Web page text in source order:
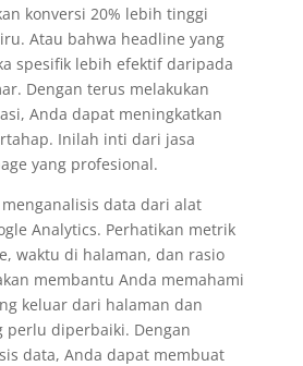
konversi 20% lebih tinggi
Atau bahwa headline yang
spesifik lebih efektif daripada
Dengan terus melakukan
Anda dapat meningkatkan
Inilah inti dari jasa
yang profesional.
data dari alat
Analytics. Perhatikan metrik
waktu di halaman, dan rasio
membantu Anda memahami
keluar dari halaman dan
perlu diperbaiki. Dengan
data, Anda dapat membuat